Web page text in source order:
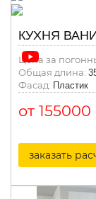
КУХНЯ
Цена за
Общая длина:
Фасад: Пластик
от
заказать